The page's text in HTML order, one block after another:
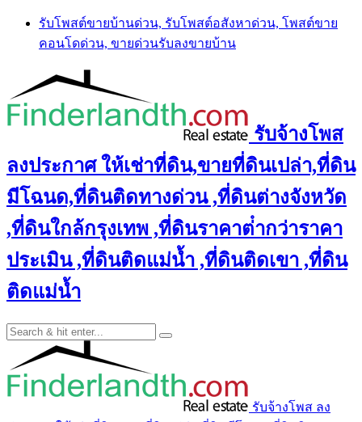
Skip
content
รับโพสต์ขายบ้านด่วน, รับโพสต์อสังหาด่วน, โพสต์ขาย
คอนโดด่วน, ขายด่วนรับลงขายบ้าน
รับจ้างโพส
ลงประกาศ ให้เช่าที่ดิน,ขายที่ดินเปล่า,ที่ดิน
มีโฉนด,ที่ดินติดทางด่วน ,ที่ดินต่างจังหวัด
,ที่ดินใกล้กรุงเทพ ,ที่ดินราคาต่ํากว่าราคา
ประเมิน ,ที่ดินติดแม่น้ำ ,ที่ดินติดเขา ,ที่ดิน
ติดแม่น้ำ
รับจ้างโพส ลง